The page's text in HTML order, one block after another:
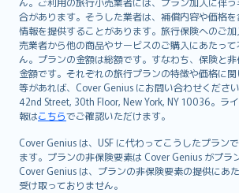
合があります。そうした業者は、補償内容や価格
情報を提供することがあります。旅行保険へのご
売業者から他の商品やサービスのご購入にあたっ
ん。プランの金額は総額です。すなわち、保険と
金額です。それぞれの旅行プランの特徴や価格に
等があれば、Cover Genius にお問い合わせくださ
42nd Street, 30th Floor, New York, NY 10036。ラ
報はこちらでご確認いただけます。
Cover Genius は、USF に代わってこうしたプラン
ます。プランの非保険要素は Cover Genius がプラ
Cover Genius は、プランの非保険要素の提供にあ
受け取っておりません。